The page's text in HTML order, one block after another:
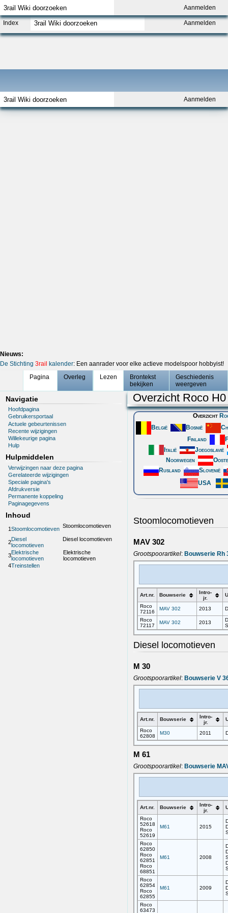
Aanmelden
Aanmelden
Index Aanmelden
Nieuws:
De Stichting 3rail kalender: Een aanrader voor elke actieve modelspoor hobbyist!
Pagina
Overleg Lezen
Brontekst
bekijken
Geschiedenis
weergeven
Navigatie
Hoofdpagina
Gebruikersportaal
Actuele gebeurtenissen
Recente wijzigingen
Willekeurige pagina
Hulp
Hulpmiddelen
Verwijzingen naar deze pagina
Gerelateerde wijzigingen
Speciale pagina's
Afdrukversie
Permanente koppeling
Paginagegevens
Inhoud
1Stoomlocomotieven Stoomlocomotieven
2Diesel
locomotieven
Diesel locomotieven
3Elektrische
locomotieven
Elektrische
locomotieven
4Treinstellen
Overzicht Roco
Overzicht
België
Bosnië
Finland
Italië
Joegoslavië
Noorwegen
Rusland
Slovenië
USA
Stoomlocomotieven
MAV 302
Grootspoorartikel: Bouwserie Rh
Art.nr. Bouwserie
Intro-
jr.
Roco
72116
MAV 302 2013
Roco
72117
MAV 302 2013
Diesel locomotieven
M 30
Grootspoorartikel: Bouwserie V
Art.nr. Bouwserie
Intro-
jr.
Roco
62808
M30 2011
M 61
Grootspoorartikel: Bouwserie
Art.nr. Bouwserie
Intro-
jr.
Roco
52618
Roco
52619
M61 2015
Roco
62850
Roco
62851
Roco
68851
M61 2008
Roco
62854
Roco
62855
M61 2009
Roco
63473